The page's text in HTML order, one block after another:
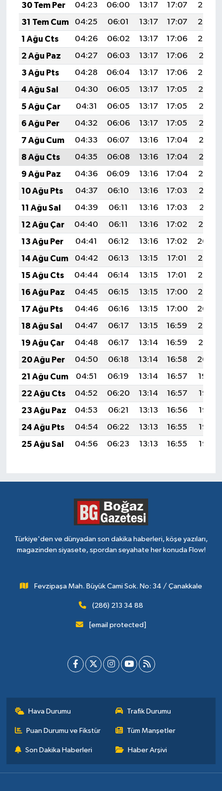
30 Tem Per
04:23 06:00 13:17 17:07
20:24
31 Tem Cum
04:25 06:01 13:17 17:07
20:23
1 Ağu Cts
04:26 06:02 13:17 17:06
20:22
2 Ağu Paz
04:27 06:03 13:17 17:06
20:21
3 Ağu Pts
04:28 06:04 13:17 17:06
20:20
4 Ağu Sal
04:30 06:05 13:17 17:05
20:19
5 Ağu Çar
04:31 06:05 13:17 17:05
20:18
6 Ağu Per
04:32 06:06 13:17 17:05
20:17
7 Ağu Cum
04:33 06:07 13:16 17:04
20:16
8 Ağu Cts
04:35 06:08 13:16 17:04
20:15
9 Ağu Paz
04:36 06:09 13:16 17:04
20:14
10 Ağu Pts
04:37 06:10 13:16 17:03
20:13
11 Ağu Sal
04:39 06:11 13:16 17:03
20:11
12 Ağu Çar
04:40 06:11 13:16 17:02
20:10
13 Ağu Per
04:41 06:12 13:16 17:02
20:09
14 Ağu Cum
04:42 06:13 13:15 17:01
20:08
15 Ağu Cts
04:44 06:14 13:15 17:01
20:06
16 Ağu Paz
04:45 06:15 13:15 17:00
20:05
17 Ağu Pts
04:46 06:16 13:15 17:00
20:04
18 Ağu Sal
04:47 06:17 13:15 16:59
20:03
19 Ağu Çar
04:48 06:17 13:14 16:59
20:01
20 Ağu Per
04:50 06:18 13:14 16:58
20:00
21 Ağu Cum
04:51 06:19 13:14 16:57
19:59
22 Ağu Cts
04:52 06:20 13:14 16:57
19:57
23 Ağu Paz
04:53 06:21 13:13 16:56
19:56
24 Ağu Pts
04:54 06:22 13:13 16:55
19:55
25 Ağu Sal
04:56 06:23 13:13 16:55 19:53
Türkiye'den ve dünyadan son dakika haberleri, köşe yazıları,
magazinden siyasete, spordan seyahate her konuda Flow!
Fevzipaşa Mah. Büyük Cami Sok. No: 34 / Çanakkale
(286) 213 34 88
[email protected]
Hava Durumu Trafik Durumu
Puan Durumu ve Fikstür Tüm Manşetler
Son Dakika Haberleri Haber Arşivi